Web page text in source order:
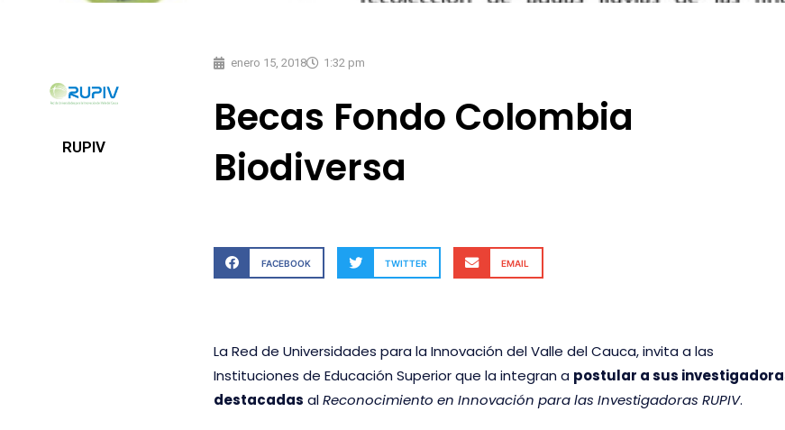
RUPIV
enero 15, 2018 1:32 pm
Becas Fondo Colombia
Biodiversa
FACEBOOK TWITTER EMAIL
La Red de Universidades para la Innovación del Valle del Cauca, invita a las
Instituciones de Educación Superior que la integran a postular a sus
destacadas alReconocimiento en Innovación para las Investigadoras RUPIV.